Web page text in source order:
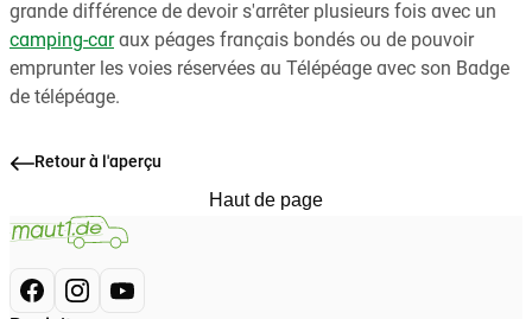
grande différence de devoir s'arrêter plusieurs fois avec un
camping-caraux péages français bondés ou de pouvoir
emprunter les voies réservées au Télépéage avec son Badge
de télépéage.
Retour à l'aperçu
Haut de page